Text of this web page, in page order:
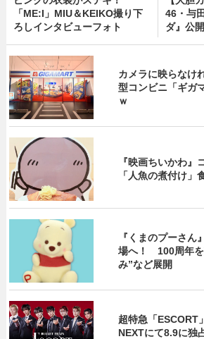
「ME:I」MIU＆KEIKO撮り下
ろしインタビューフォト
46・与
ダ』公
カメラに映らなけ
型コンビニ「ギガ
ｗ
『映画ちいかわ
「人魚の煮付け」
『くまのプーさ
場へ！ 100周年を
み”など展開
超特急「ESCORT
NEXTにて8.9に